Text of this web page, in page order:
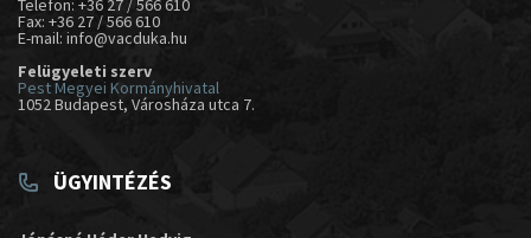
Telefon: +36 27 / 566 610
Fax: +36 27 / 566 610
E-mail: info@vacduka.hu
Felügyeleti szerv
Pest Megyei Kormányhivatal
1052 Budapest, Városháza utca 7.
ÜGYINTÉZÉS